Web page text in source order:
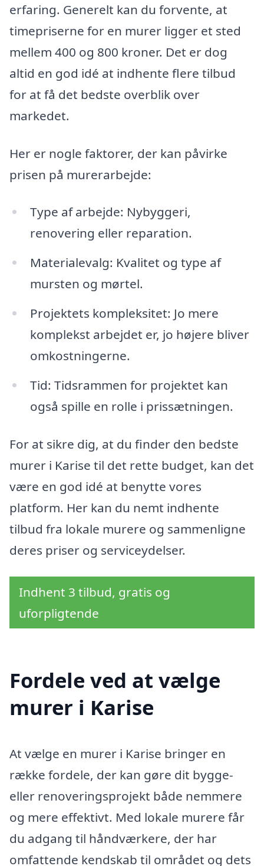
erfaring. Generelt kan du forvente, at
timepriserne for en murer ligger et sted
mellem 400 og 800 kroner. Det er dog
altid en god idé at indhente flere tilbud
for at få det bedste overblik over
markedet.
Her er nogle faktorer, der kan påvirke
prisen på murerarbejde:
Type af arbejde: Nybyggeri,
renovering eller reparation.
Materialevalg: Kvalitet og type af
mursten og mørtel.
Projektets kompleksitet: Jo mere
komplekst arbejdet er, jo højere bliver
omkostningerne.
Tid: Tidsrammen for projektet kan
også spille en rolle i prissætningen.
For at sikre dig, at du finder den bedste
murer i Karise til det rette budget, kan det
være en god idé at benytte vores
platform. Her kan du nemt indhente
tilbud fra lokale murere og sammenligne
deres priser og serviceydelser.
Indhent 3 tilbud, gratis og
uforpligtende
Fordele ved at vælge
murer i Karise
At vælge en murer i Karise bringer en
række fordele, der kan gøre dit bygge-
eller renoveringsprojekt både nemmere
og mere effektivt. Med lokale murere får
du adgang til håndværkere, der har
omfattende kendskab til området og dets